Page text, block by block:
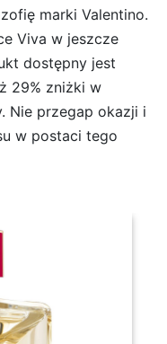
marki Valentino.
Viva w jeszcze
dostępny jest
29% zniżki w
Nie przegap okazji i
w postaci tego